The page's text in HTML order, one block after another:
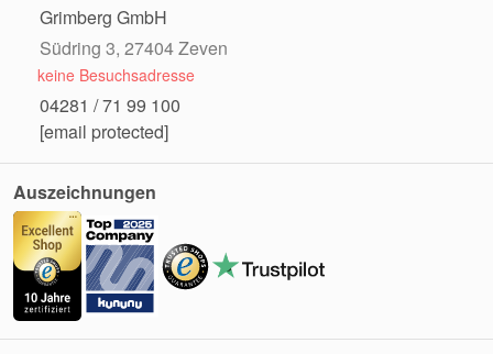
Grimberg GmbH
Südring 3, 27404 Zeven
keine Besuchsadresse
04281 / 71 99 100
[email protected]
Auszeichnungen